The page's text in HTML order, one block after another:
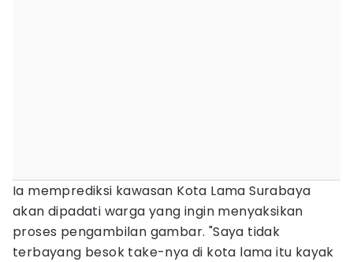
Ia memprediksi kawasan Kota Lama Surabaya
akan dipadati warga yang ingin menyaksikan
proses pengambilan gambar. "Saya tidak
terbayang besok take-nya di kota lama itu kayak